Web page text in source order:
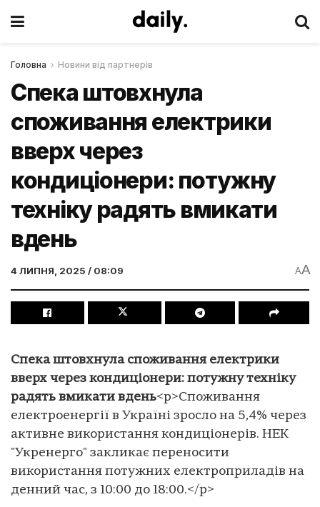
Головна Новини від партнерів
Спека штовхнула
споживання електрики
вверх через
кондиціонери: потужну
техніку радять вмикати
вдень
4 ЛИПНЯ, 2025 / 08:09 AA
Спека штовхнула споживання електрики
вверх через кондиціонери: потужну техніку
радять вмикати вдень<p>Споживання
електроенергії в Україні зросло на 5,4% через
активне використання кондиціонерів. НЕК
"Укренерго" закликає переносити
використання потужних електроприладів на
денний час, з 10:00 до 18:00.</p>